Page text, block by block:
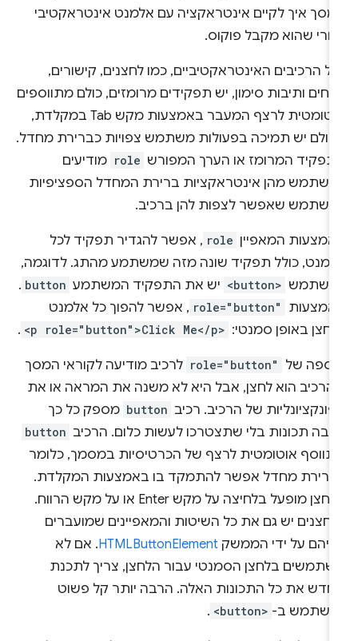
איך לקיים אינטראקציה עם אלמנט אינטראקטיבי
שהוא מקבל פוקוס.
הרכיבים האינטראקטיביים, כמו לחצנים, קישורים,
ותיבות סימון, יש תפקידים מרומזים, כולם מתווספים
אוטומטית לרצף המעבר באמצעות מקש Tab במקלדת,
יש תמיכה בפעולות משתמש צפויות כברירת מחדל.
המרומז או הערך המפורש role מודיעים
מהן אינטראקציות ברירת המחדל הספציפיות
שאפשר לצפות להן ברכיב.
המאפיין role , אפשר להגדיר תפקיד לכל
כולל תפקיד שונה מזה שמשתמע מהתג. לדוגמה,
<button> יש את התפקיד המשתמע button
.
role="button" , אפשר להפוך כל אלמנט
באופן סמנטי: <p role="button">Click Me</p>
של role="button" לרכיב מודיעה לקוראי המסך
הוא לחצן, אבל היא לא משנה את המראה או את
של הרכיב. רכיב button מספק כל כך
תכונות בלי שתצטרכו לעשות כלום. הרכיב button
אוטומטית לרצף של הכרטיסיות במסמך, כלומר
מחדל אפשר להתמקד בו באמצעות המקלדת.
הלחצן מופעל בלחיצה על מקש Enter או על מקש הרווח.
יש גם את כל השיטות והמאפיינים שמועברים
על ידי הממשקHTMLButtonElement. אם לא
בלחצן הסמנטי עבור הלחצן, צריך לתכנת
את כל התכונות האלה. הרבה יותר קל פשוט
ב- <button>
.